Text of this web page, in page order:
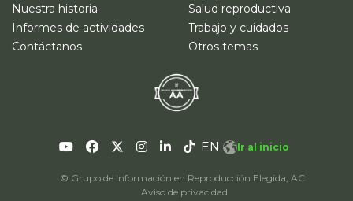
Nuestra historia
Informes de actividades
Contáctanos
Salud reproductiva
Trabajo y cuidados
Otros temas
© Grupo de Información en Reproducción Elegida, AC
Aviso de privacidad
EN Ir al inicio